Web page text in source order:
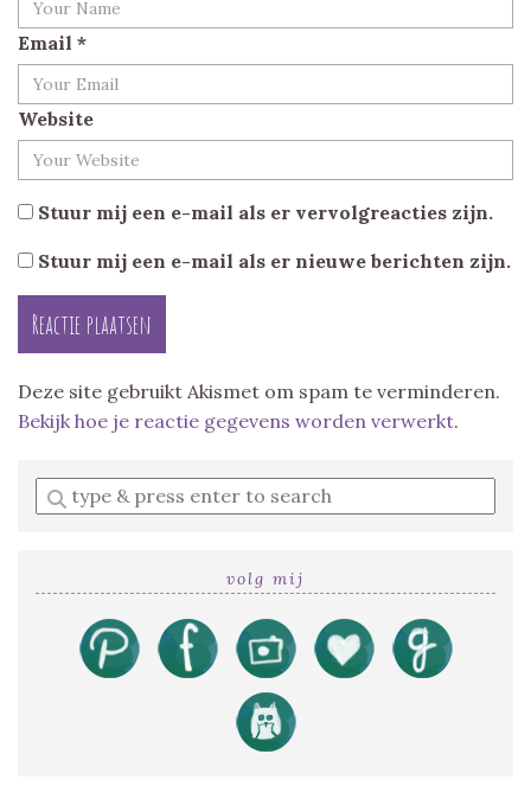
Email *
Website
Stuur mij een e-mail als er vervolgreacties zijn.
Stuur mij een e-mail als er nieuwe berichten zijn.
Deze site gebruikt Akismet om spam te verminderen.
Bekijk hoe je reactie gegevens worden verwerkt.
Enter
a
volg mij